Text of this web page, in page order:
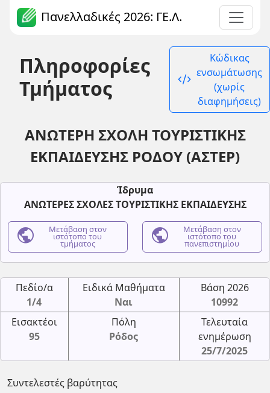
Πανελλαδικές 2026: ΓΕ.Λ.
Πληροφορίες
Τμήματος
code_xml
Κώδικας
ενσωμάτωσης
(χωρίς
διαφημήσεις)
ΑΝΩΤΕΡΗ ΣΧΟΛΗ ΤΟΥΡΙΣΤΙΚΗΣ
ΕΚΠΑΙΔΕΥΣΗΣ ΡΟΔΟΥ (ΑΣΤΕΡ)
Ίδρυμα
ΑΝΩΤΕΡΕΣ ΣΧΟΛΕΣ ΤΟΥΡΙΣΤΙΚΗΣ ΕΚΠΑΙΔΕΥΣΗΣ
public Μετάβαση στον
ιστότοπο του
τμήματος public Μετάβαση στον
ιστότοπο του
πανεπιστημίου
Πεδίο/α
1/4
Ειδικά Μαθήματα
Ναι
Βάση 2026
10992
Εισακτέοι
95
Πόλη
Ρόδος
Τελευταία
ενημέρωση
25/7/2025
Συντελεστές βαρύτητας